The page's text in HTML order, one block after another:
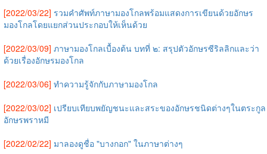
[2022/03/22] รวมคำศัพท์ภาษามองโกลพร้อมแสดงการเขียนด้วยอักษร
มองโกลโดยแยกส่วนประกอบให้เห็นด้วย
[2022/03/09] ภาษามองโกลเบื้องต้น บทที่ ๒: สรุปตัวอักษรซีริลลิกและว่า
ด้วยเรื่องอักษรมองโกล
[2022/03/06] ทำความรู้จักกับภาษามองโกล
[2022/03/02] เปรียบเทียบพยัญชนะและสระของอักษรชนิดต่างๆในตระกูล
อักษรพราหมี
[2022/02/22] มาลองดูชื่อ "บางกอก" ในภาษาต่างๆ